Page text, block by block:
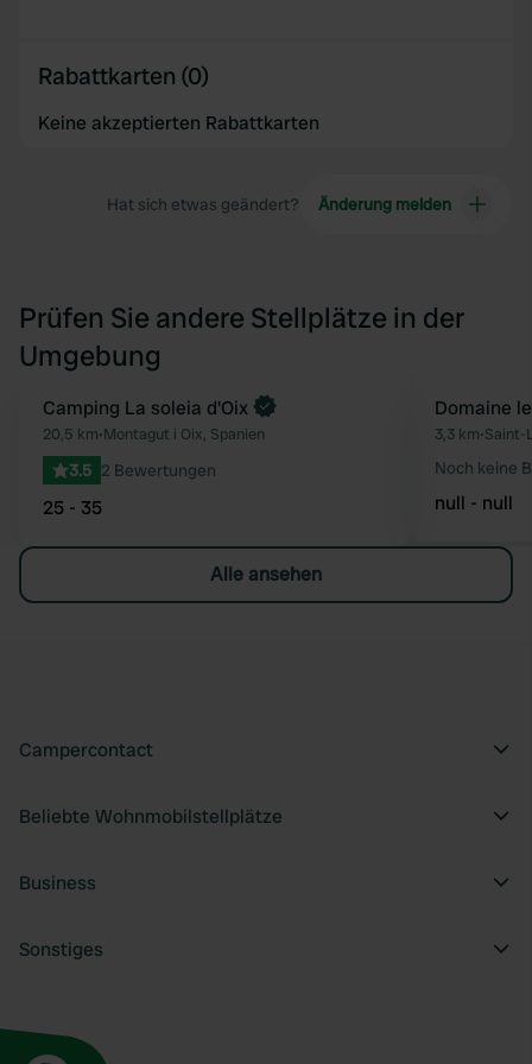
Rabattkarten (0)
Keine akzeptierten Rabattkarten
Hat sich etwas geändert? Änderung melden
Prüfen Sie andere Stellplätze in der
Umgebung
Jetzt buchen
Camping La soleia d'Oix
20,5 km•Montagut i Oix, Spanien
3.5 2 Bewertungen
25 - 35
Domaine
3,3 km•Saint-
Noch keine
null - null
Alle ansehen
Campercontact
Beliebte Wohnmobilstellplätze
Business
Sonstiges